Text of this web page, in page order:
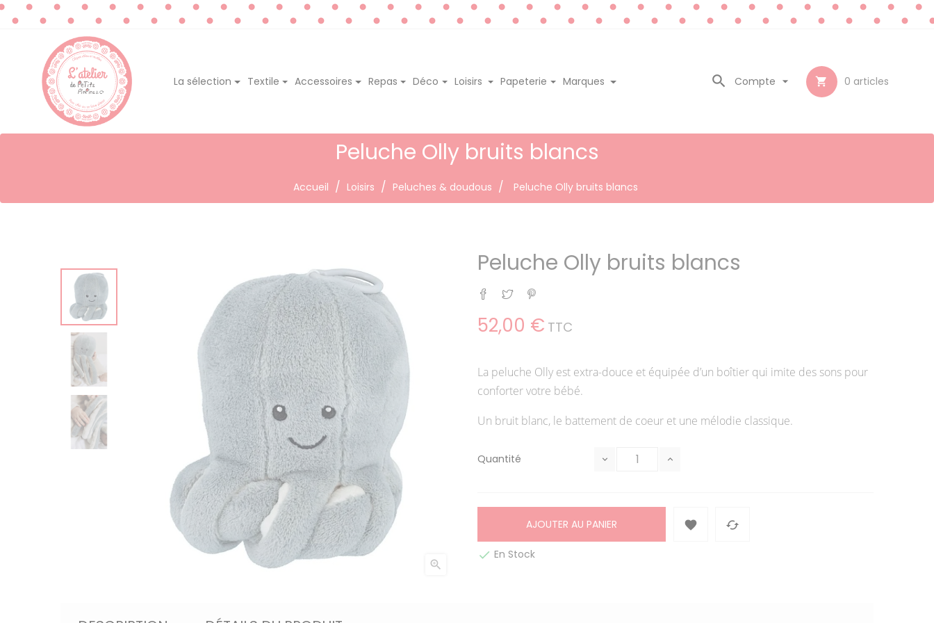
La sélection Textile Accessoires Repas Déco Loisirs Papeterie Marques  0 articles
Compte 

Peluche Olly bruits blancs
Accueil Loisirs Peluches & doudous Peluche Olly bruits blancs

Peluche Olly bruits blancs
Partager
Tweet
52,00 € TTC
La peluche Olly est extra-douce et équipée d’un boîtier qui imite des sons pour
conforter votre bébé.
Un bruit blanc, le battement de coeur et une mélodie classique.
Quantité
AJOUTER AU PANIER  
 En Stock